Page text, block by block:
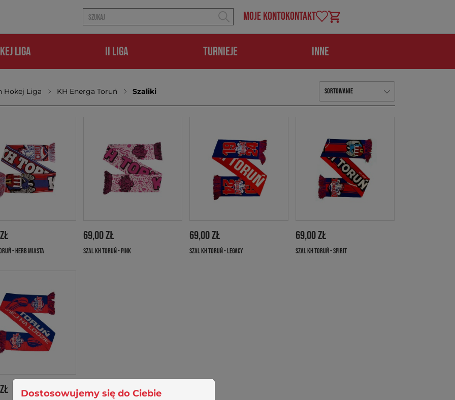
MOJE KONTOKONTAKT
Koszyk
LIGA II LIGA TURNIEJE INNE
Hokej Liga KH Energa Toruń Szaliki Sortowanie
- HERB MIASTA
69,00 ZŁ
SZAL KH TORUŃ - PINK
69,00 ZŁ
SZAL KH TORUŃ - LEGACY
69,00 ZŁ
SZAL KH TORUŃ - SPIRIT
Dostosowujemy się do Ciebie